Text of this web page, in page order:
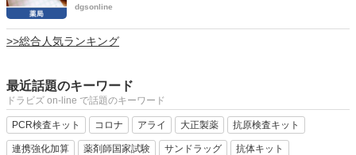
dgsonline
>>総合人気ランキング
最近話題のキーワード
ドラビズ on-line で話題のキーワード
PCR検査キット コロナ アライ 大正製薬 抗原検査キット
連携強化加算 薬剤師国家試験 サンドラッグ 抗体キット